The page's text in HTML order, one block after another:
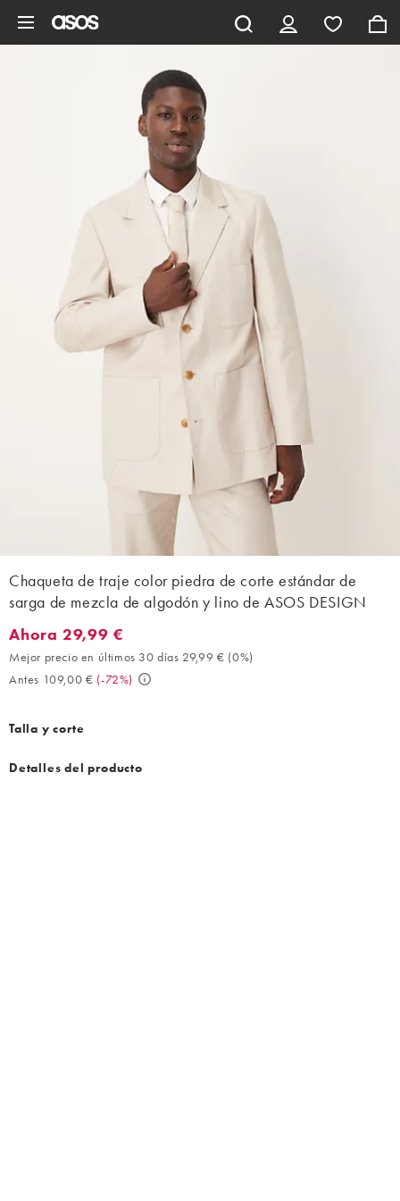
Chaqueta de traje color piedra de corte estándar de
sarga de mezcla de algodón y lino de ASOS DESIGN
Ahora 29,99 €. Mejor precio en últimos 30 días 29,99 € (0%).
Ahora 29,99 €
Mejor precio en últimos 30 días 29,99 € (0%)
Antes 109,00 € (-72%)
Talla y corte
Detalles del producto